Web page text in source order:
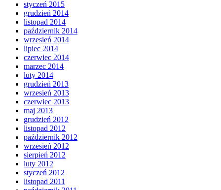
styczeń 2015
grudzień 2014
listopad 2014
październik 2014
wrzesień 2014
lipiec 2014
czerwiec 2014
marzec 2014
luty 2014
grudzień 2013
wrzesień 2013
czerwiec 2013
maj 2013
grudzień 2012
listopad 2012
październik 2012
wrzesień 2012
sierpień 2012
luty 2012
styczeń 2012
listopad 2011